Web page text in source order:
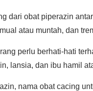
dari obat piperazin
atau muntah, dan
perlu berhati-hati
lansia, dan ibu hamil
nama obat cacing